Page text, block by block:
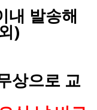
내 발송해
)
상으로 교